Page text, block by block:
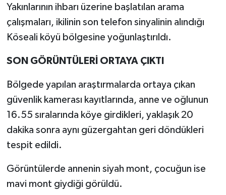
Yakınlarının ihbarı üzerine başlatılan arama
çalışmaları, ikilinin son telefon sinyalinin alındığı
Köseali köyü bölgesine yoğunlaştırıldı.
SON GÖRÜNTÜLERİ ORTAYA ÇIKTI
Bölgede yapılan araştırmalarda ortaya çıkan
güvenlik kamerası kayıtlarında, anne ve oğlunun
16.55 sıralarında köye girdikleri, yaklaşık 20
dakika sonra aynı güzergahtan geri döndükleri
tespit edildi.
Görüntülerde annenin siyah mont, çocuğun ise
mavi mont giydiği görüldü.